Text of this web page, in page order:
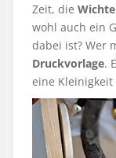
Zeit, die
wohl auch ein
dabei ist? Wer
Druckvorlage.
eine